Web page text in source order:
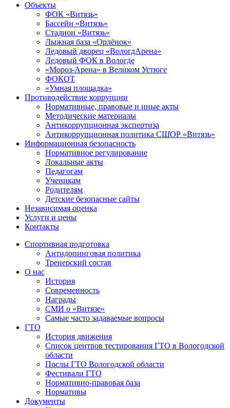
Объекты
ФОК «Витязь»
Бассейн «Витязь»
Стадион «Витязь»
Лыжная база «Орлёнок»
Ледовый дворец «ВологдАрена»
Ледовый ФОК в Вологде
«Мороз-Арена» в Великом Устюге
ФОКОТ
«Умная площадка»
Противодействие коррупции
Нормативные, правовые и иные акты
Методические материалы
Антикоррупционная экспертиза
Антикоррупционная политика СШОР «Витязь»
Информационная безопасность
Нормативное регулирование
Локальные акты
Педагогам
Ученикам
Родителям
Детские безопасные сайты
Независимая оценка
Услуги и цены
Контакты
Спортивная подготовка
Антидопинговая политика
Тренерский состав
О нас
История
Современность
Награды
СМИ о «Витязе»
Самые часто задаваемые вопросы
ГТО
История движения
Список центров тестирования ГТО в Вологодской
области
Послы ГТО Вологодской области
Фестивали ГТО
Нормативно-правовая база
Нормативы
Документы